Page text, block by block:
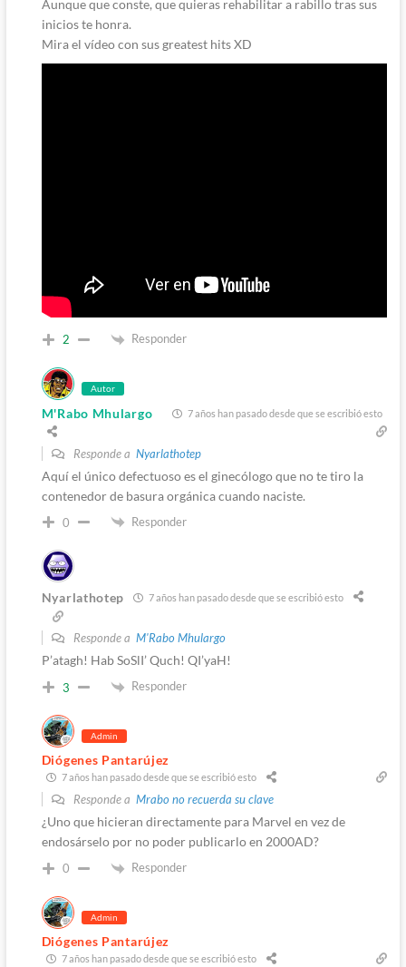
Aunque que conste, que quieras rehabilitar a rabillo tras sus
inicios te honra.
Mira el vídeo con sus greatest hits XD
2 Responder
Autor
M'Rabo Mhulargo 7 años han pasado desde que se escribió esto
Responde a Nyarlathotep
Aquí el único defectuoso es el ginecólogo que no te tiro la
contenedor de basura orgánica cuando naciste.
0 Responder
Nyarlathotep 7 años han pasado desde que se escribió esto
Responde a M'Rabo Mhulargo
P’atagh! Hab SoSlI’ Quch! QI’yaH!
3 Responder
Admin
Diógenes Pantarújez
7 años han pasado desde que se escribió esto
Responde a Mrabo no recuerda su clave
¿Uno que hicieran directamente para Marvel en vez de
endosárselo por no poder publicarlo en 2000AD?
0 Responder
Admin
Diógenes Pantarújez
7 años han pasado desde que se escribió esto